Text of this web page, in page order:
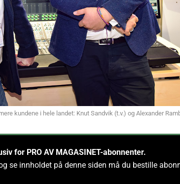
kundene i hele landet: Knut Sandvik (t.v.) og Alexander
for PRO AV MAGASINET-abonnenter.
se innholdet på denne siden må du bestille